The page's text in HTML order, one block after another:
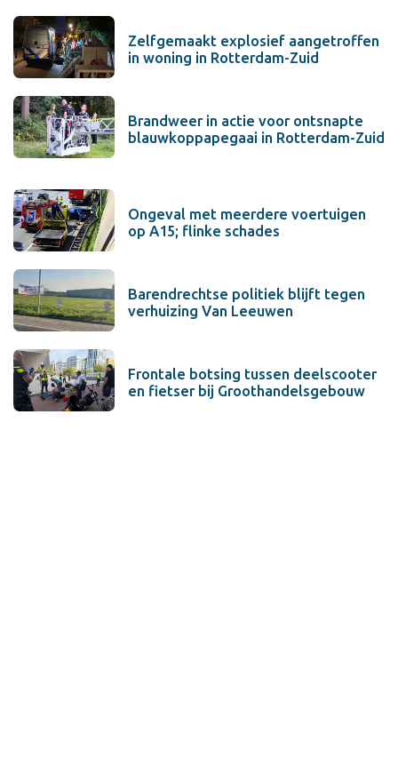
Zelfgemaakt explosief aangetroffen
in woning in Rotterdam-Zuid
Brandweer in actie voor ontsnapte
blauwkoppapegaai in Rotterdam-Zuid
Ongeval met meerdere voertuigen
op A15; flinke schades
Barendrechtse politiek blijft tegen
verhuizing Van Leeuwen
Frontale botsing tussen deelscooter
en fietser bij Groothandelsgebouw